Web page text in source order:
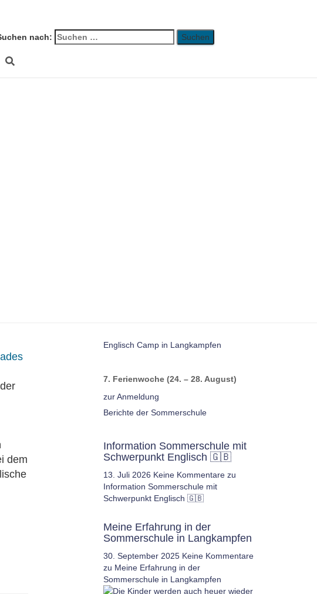
nach:
dem
Englisch Camp in Langkampfen
7. Ferienwoche (24. – 28. August)
zur Anmeldung
Berichte der Sommerschule
Information Sommerschule mit
Schwerpunkt Englisch 🇬🇧
13. Juli 2026 Keine Kommentarezu
Information Sommerschule mit
Schwerpunkt Englisch 🇬🇧
Meine Erfahrung in der
Sommerschule in Langkampfen
30. September 2025 Keine Kommentare
zu Meine Erfahrung in der
Sommerschule in Langkampfen